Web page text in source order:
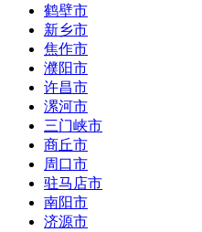
鹤壁市
新乡市
焦作市
濮阳市
许昌市
漯河市
三门峡市
商丘市
周口市
驻马店市
南阳市
济源市